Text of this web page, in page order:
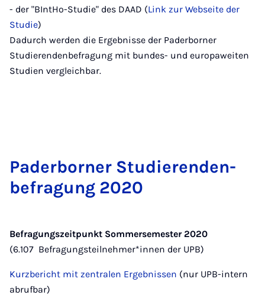
- der "BIntHo-Studie" des DAAD (Link zur Webseite der
Studie)
Dadurch werden die Ergebnisse der Paderborner
Studierendenbefragung mit bundes- und europaweiten
Studien vergleichbar.
Pa­der­bor­ner Stu­die­ren­den­
be­fra­gung 2020
Befragungszeitpunkt Sommersemester 2020
(6.107 Befragungsteilnehmer*innen der UPB)
Kurzbericht mit zentralen Ergebnissen (nur UPB-intern
abrufbar)